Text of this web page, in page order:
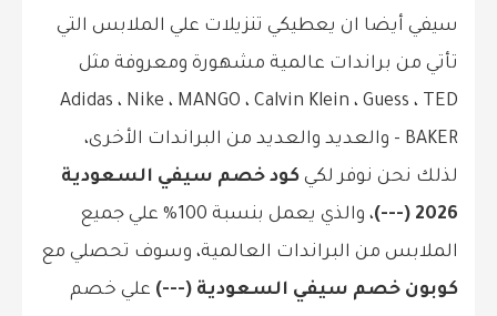
سيفي أيضا ان يعطيكي تنزيلات علي الملابس التي
تأتي من براندات عالمية مشهورة ومعروفة مثل
Adidas ، Nike ، MANGO ، Calvin Klein ، Guess ، TED
BAKER - والعديد والعديد من البراندات الأخرى،
لذلك نحن نوفر لكي كود خصم سيفي السعودية
2026 (---)
، والذي يعمل بنسبة 100% علي جميع
الملابس من البراندات العالمية، وسوف تحصلي مع
كوبون خصم سيفي السعودية (---) علي خصم